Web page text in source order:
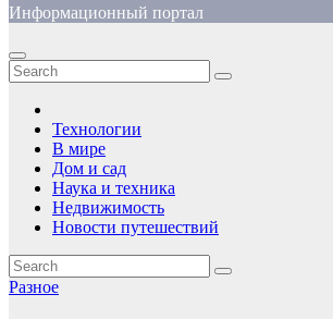
Информационный портал
Технологии
В мире
Дом и сад
Наука и техника
Недвижимость
Новости путешествий
Разное